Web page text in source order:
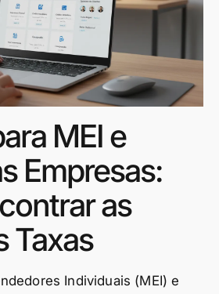
MEI e
Empresas:
as
Taxas
Individuais (MEI) e